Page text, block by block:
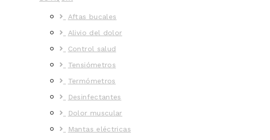
Aftas bucales
Alivio del dolor
Control salud
Tensiómetros
Termómetros
Desinfectantes
Dolor muscular
Mantas eléctricas